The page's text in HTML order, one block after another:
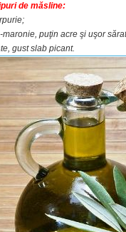
de măsline:
puţin acre şi uşor
gust slab picant.